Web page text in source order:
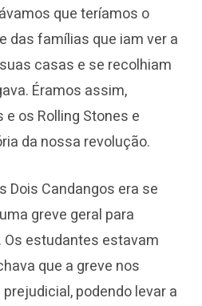
que teríamos o
das famílias que iam ver a
casas e se recolhiam
Éramos assim,
os Rolling Stones e
da nossa revolução.
Dois Candangos era se
greve geral para
estudantes estavam
que a greve nos
podendo levar a